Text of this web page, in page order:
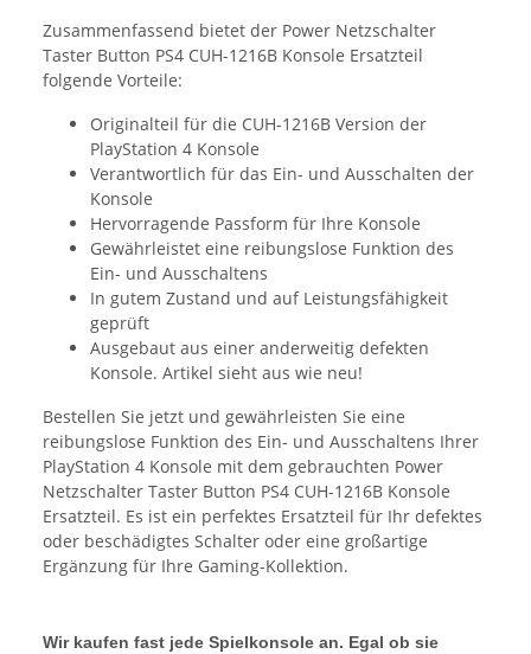
Zusammenfassend bietet der Power Netzschalter
Taster Button PS4 CUH-1216B Konsole Ersatzteil
folgende Vorteile:
Originalteil für die CUH-1216B Version der
PlayStation 4 Konsole
Verantwortlich für das Ein- und Ausschalten der
Konsole
Hervorragende Passform für Ihre Konsole
Gewährleistet eine reibungslose Funktion des
Ein- und Ausschaltens
In gutem Zustand und auf Leistungsfähigkeit
geprüft
Ausgebaut aus einer anderweitig defekten
Konsole. Artikel sieht aus wie neu!
Bestellen Sie jetzt und gewährleisten Sie eine
reibungslose Funktion des Ein- und Ausschaltens Ihrer
PlayStation 4 Konsole mit dem gebrauchten Power
Netzschalter Taster Button PS4 CUH-1216B Konsole
Ersatzteil. Es ist ein perfektes Ersatzteil für Ihr defektes
oder beschädigtes Schalter oder eine großartige
Ergänzung für Ihre Gaming-Kollektion.
Wir kaufen fast jede Spielkonsole an. Egal ob sie